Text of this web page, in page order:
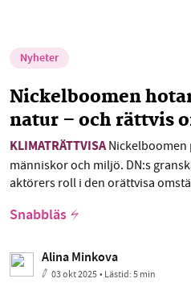
Nyheter
Nickelboomen
natur – och rättvis
KLIMATRÄTTVISANickelboomen
människor och miljö. DN:s
aktörers roll i den orättvisa
Snabbläs
Alina Minkova
03 okt 2025• Lästid:5 min